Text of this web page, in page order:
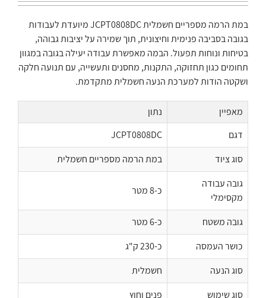
במת הרמה מספריים חשמלית JCPT0808DC מיועדת לעבודות
בגובה בסביבה פנימית וחיצונית, תוך שמירה על יציבות גבוהה,
בטיחות ונוחות תפעול. הבמה מאפשרת עבודה יעילה בגובה במגוון
תחומים כגון תחזוקה, התקנות, מחסנים ותעשייה, עם תנועה חלקה
ושקטה הודות למערכת הנעה חשמלית מתקדמת.
מאפיין
נתון
דגם
JCPT0808DC
סוג ציוד
במת הרמה מספריים חשמלית
גובה עבודה
מקסימלי
כ-8 מטר
גובה משטח
כ-6 מטר
כושר העמסה
כ-230 ק"ג
סוג הנעה
חשמלית
סוג שימוש
פנים וחוץ